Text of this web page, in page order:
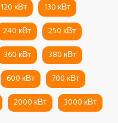
120 кВт
130 кВт
240 кВт
250 кВт
360 кВт
380 кВт
600 кВт
700 кВт
2000 кВт 3000 кВт